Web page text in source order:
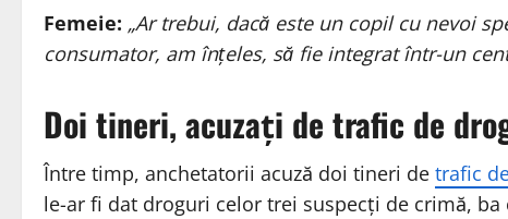
Femeie: „Ar trebui, dacă este un copil cu nevoi
consumator, am înțeles, să fie integrat într-un
Doi tineri, acuzați de trafic de
Între timp, anchetatorii acuză doi tineri de trafic
le-ar fi dat droguri celor trei suspecți de crimă,